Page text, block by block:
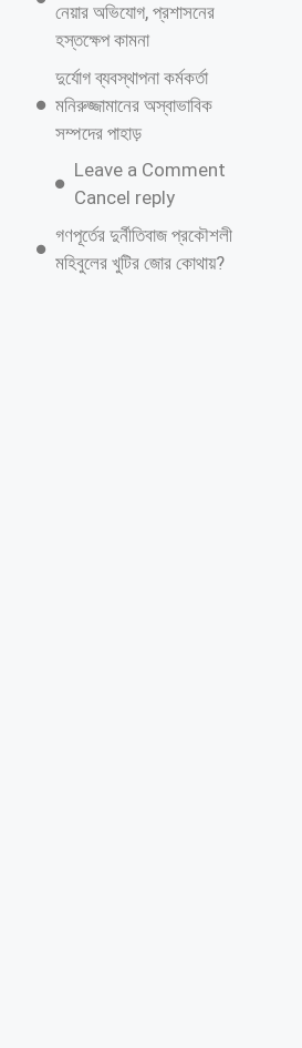
নেয়ার অভিযোগ, প্রশাসনের
হস্তক্ষেপ কামনা
দুর্যোগ ব্যবস্থাপনা কর্মকর্তা
মনিরুজ্জামানের অস্বাভাবিক
সম্পদের পাহাড়
Leave a Comment
Cancel reply
গণপূর্তের দুর্নীতিবাজ প্রকৌশলী
মহিবুলের খুটির জোর কোথায়?